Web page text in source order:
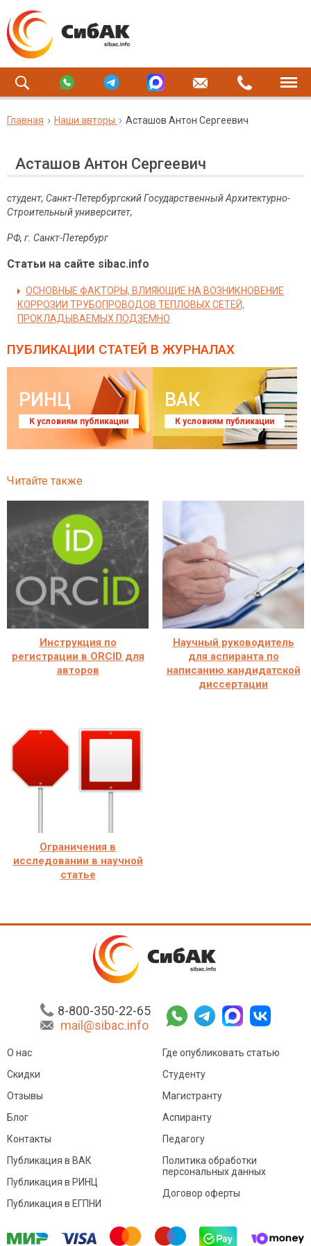
Главная Наши авторы Асташов Антон Сергеевич
Асташов Антон Сергеевич
студент, Санкт-Петербургский Государственный Архитектурно-
Строительный университет,
РФ, г. Санкт-Петербург
Статьи на сайте sibac.info
ОСНОВНЫЕ ФАКТОРЫ, ВЛИЯЮЩИЕ НА ВОЗНИКНОВЕНИЕ
КОРРОЗИИ ТРУБОПРОВОДОВ ТЕПЛОВЫХ СЕТЕЙ,
ПРОКЛАДЫВАЕМЫХ ПОДЗЕМНО
ПУБЛИКАЦИИ СТАТЕЙ В ЖУРНАЛАХ
РИНЦ
К условиям публикации
ВАК
К условиям публикации
Читайте также
Инструкция по
регистрации в ORCID для
авторов
Научный руководитель
для аспиранта по
написанию кандидатской
диссертации
Ограничения в
исследовании в научной
статье
8-800-350-22-65
mail@sibac.info
О нас
Скидки
Отзывы
Блог
Контакты
Где опубликовать статью
Студенту
Магистранту
Аспиранту
Педагогу
Публикация в ВАК
Публикация в РИНЦ
Публикация в ЕГПНИ
Политика обработки
персональных данных
Договор оферты